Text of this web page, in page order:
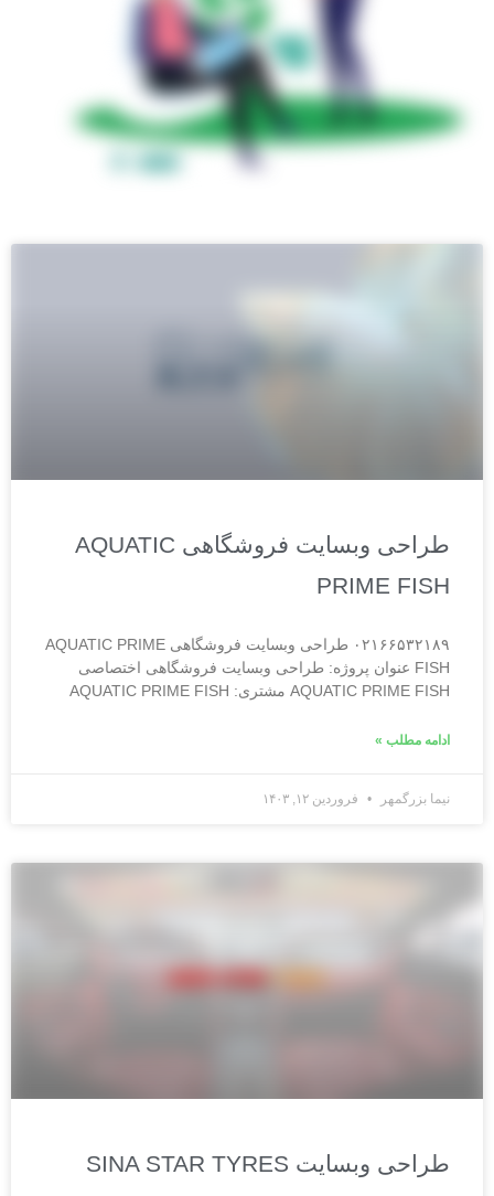
طراحی وبسایت فروشگاهی AQUATIC
PRIME FISH
۰۲۱۶۶۵۳۲۱۸۹ طراحی وبسایت فروشگاهی AQUATIC PRIME
FISH عنوان پروژه: طراحی وبسایت فروشگاهی اختصاصی
AQUATIC PRIME FISH مشتری: AQUATIC PRIME FISH
ادامه مطلب »
نیما بزرگمهر فروردین ۱۲, ۱۴۰۳
طراحی وبسایت SINA STAR TYRES